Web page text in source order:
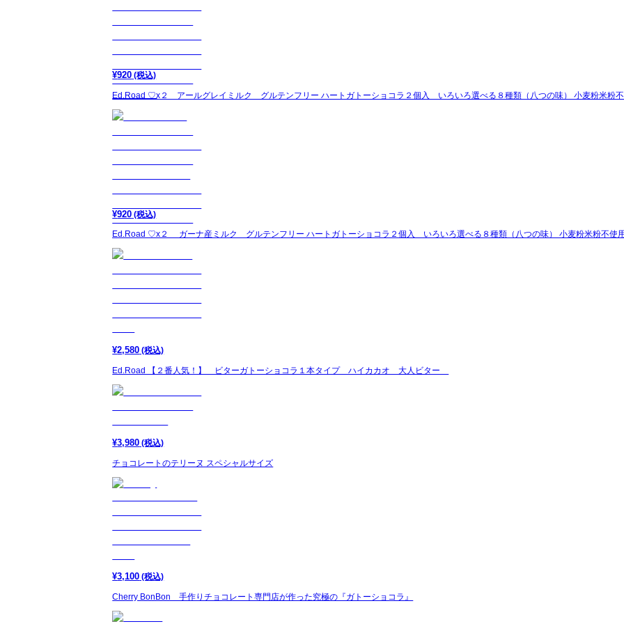
¥920 (税込)
Ed.Road ♡x２ アールグレイミルク グルテンフリー ハートガトーショコラ２個入 いろいろ選べる８種類（八つの味） 小麦粉米粉不
¥920 (税込)
Ed.Road ♡x２ ガーナ産ミルク グルテンフリー ハートガトーショコラ２個入 いろいろ選べる８種類（八つの味） 小麦粉米粉不使用
¥2,580 (税込)
Ed.Road 【２番人気！】 ビターガトーショコラ１本タイプ ハイカカオ 大人ビター
¥3,980 (税込)
チョコレートのテリーヌ スペシャルサイズ
¥3,100 (税込)
Cherry BonBon 手作りチョコレート専門店が作った究極の『ガトーショコラ』